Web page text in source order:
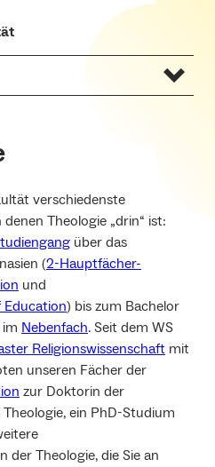
verschiedenste
Theologie „drin“ ist:
über das
(2-Hauptfächer-
und
) bis zum Bachelor
Nebenfach. Seit dem WS
Religionswissenschaft mit
unseren Fächer der
zur Doktorin der
ein PhD-Studium
der Theologie, die Sie an